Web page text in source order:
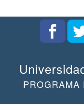
PROGRAMA